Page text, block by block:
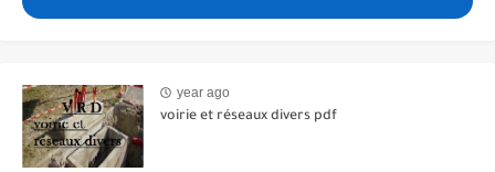
year ago
voirie et réseaux divers pdf